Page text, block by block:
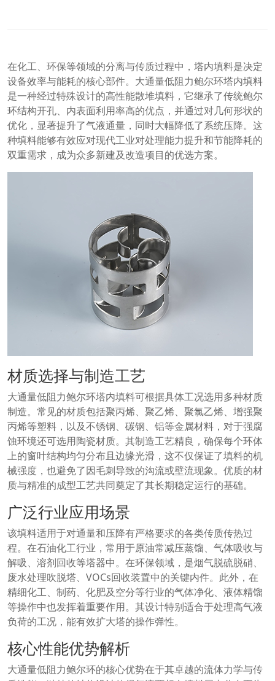
在化工、环保等领域的分离与传质过程中，塔内填料是决定
设备效率与能耗的核心部件。大通量低阻力鲍尔环塔内填料
是一种经过特殊设计的高性能散堆填料，它继承了传统鲍尔
环结构开孔、内表面利用率高的优点，并通过对几何形状的
优化，显著提升了气液通量，同时大幅降低了系统压降。这
种填料能够有效应对现代工业对处理能力提升和节能降耗的
双重需求，成为众多新建及改造项目的优选方案。
材质选择与制造工艺
大通量低阻力鲍尔环塔内填料可根据具体工况选用多种材质
制造。常见的材质包括聚丙烯、聚乙烯、聚氯乙烯、增强聚
丙烯等塑料，以及不锈钢、碳钢、铝等金属材料，对于强腐
蚀环境还可选用陶瓷材质。其制造工艺精良，确保每个环体
上的窗叶结构均匀分布且边缘光滑，这不仅保证了填料的机
械强度，也避免了因毛刺导致的沟流或壁流现象。优质的材
质与精准的成型工艺共同奠定了其长期稳定运行的基础。
广泛行业应用场景
该填料适用于对通量和压降有严格要求的各类传质传热过
程。在石油化工行业，常用于原油常减压蒸馏、气体吸收与
解吸、溶剂回收等塔器中。在环保领域，是烟气脱硫脱硝、
废水处理吹脱塔、VOCs回收装置中的关键内件。此外，在
精细化工、制药、化肥及空分等行业的气体净化、液体精馏
等操作中也发挥着重要作用。其设计特别适合于处理高气液
负荷的工况，能有效扩大塔的操作弹性。
核心性能优势解析
大通量低阻力鲍尔环的核心优势在于其卓越的流体力学与传